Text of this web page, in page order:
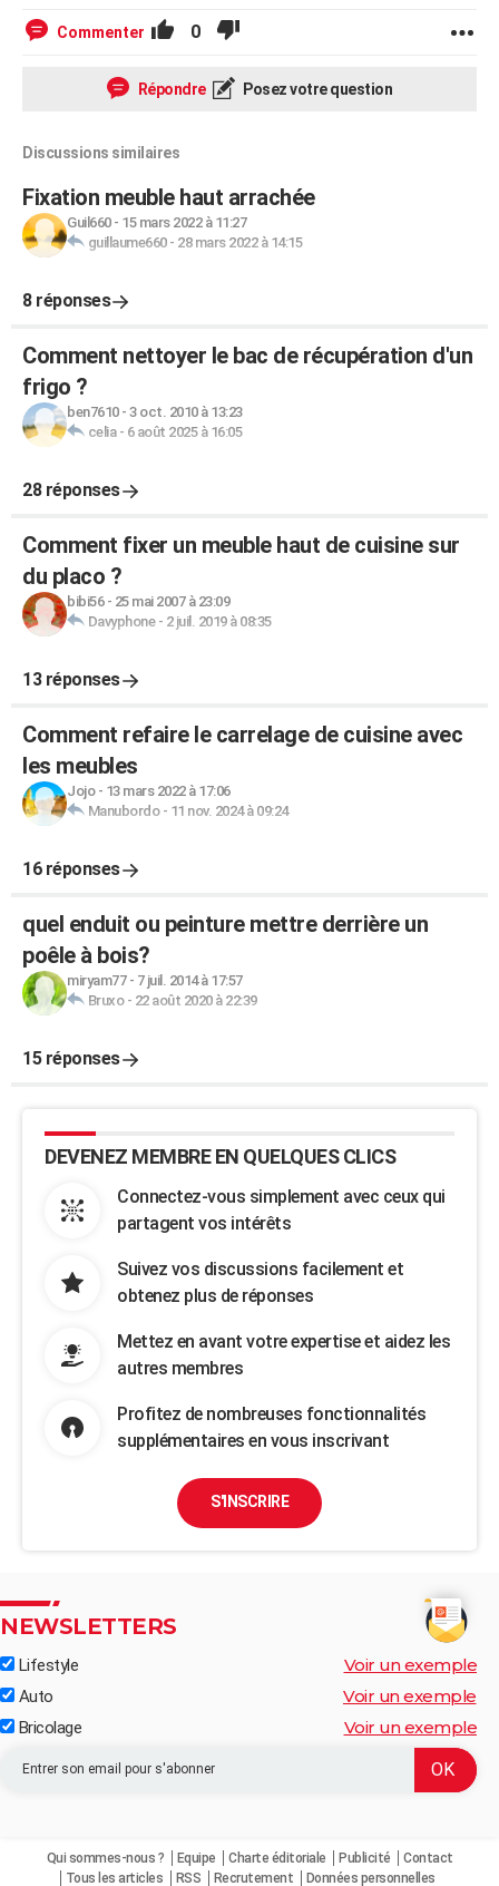
Commenter 0
Répondre Posez votre question
Discussions similaires
Fixation meuble haut arrachée
Guil660- 15 mars 2022 à 11:27
guillaume660- 28 mars 2022 à 14:15
8 réponses
Comment nettoyer le bac de récupération d'un
frigo ?
ben7610- 3 oct. 2010 à 13:23
celia- 6 août 2025 à 16:05
28 réponses
Comment fixer un meuble haut de cuisine sur
du placo ?
bibi56- 25 mai 2007 à 23:09
Davyphone- 2 juil. 2019 à 08:35
13 réponses
Comment refaire le carrelage de cuisine avec
les meubles
Jojo- 13 mars 2022 à 17:06
Manubordo- 11 nov. 2024 à 09:24
16 réponses
quel enduit ou peinture mettre derrière un
poêle à bois?
miryam77- 7 juil. 2014 à 17:57
Bruxo- 22 août 2020 à 22:39
15 réponses
DEVENEZ MEMBRE EN QUELQUES CLICS
Connectez-vous simplement avec ceux qui
partagent vos intérêts
Suivez vos discussions facilement et
obtenez plus de réponses
Mettez en avant votre expertise et aidez les
autres membres
Profitez de nombreuses fonctionnalités
supplémentaires en vous inscrivant
S'INSCRIRE
NEWSLETTERS
Lifestyle Voir un exemple
Auto Voir un exemple
Bricolage Voir un exemple
Qui sommes-nous ? Equipe Charte éditoriale Publicité
Contact
Tous les articles
RSS Recrutement Données personnelles